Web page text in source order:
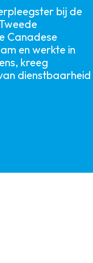
bij de
Canadese
en werkte in
kreeg
dienstbaarheid